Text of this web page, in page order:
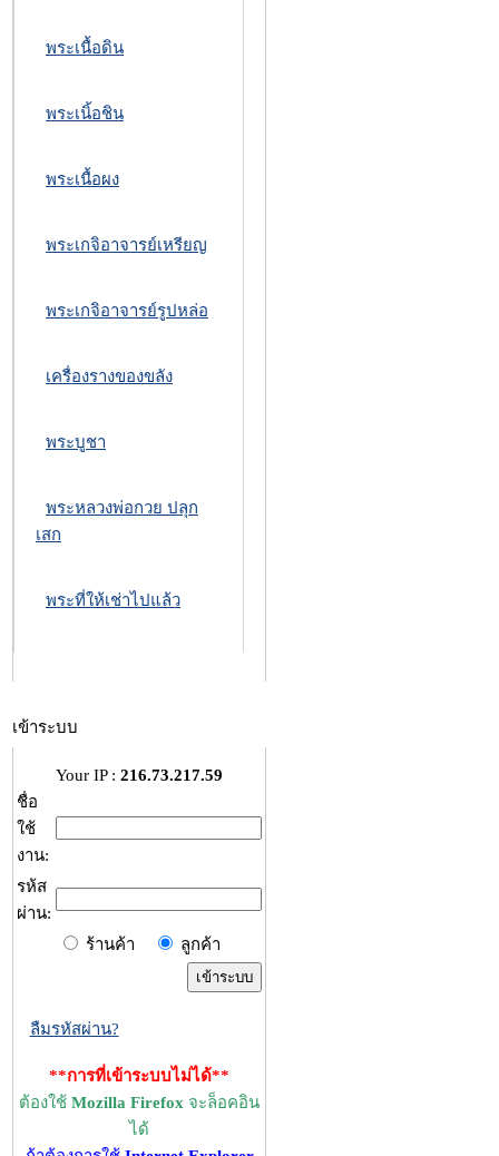
พระเนื้อดิน
พระเนิ้อชิน
พระเนื้อผง
พระเกจิอาจารย์เหรียญ
พระเกจิอาจารย์รูปหล่อ
เครื่องรางของขลัง
พระบูชา
พระหลวงพ่อกวย ปลุก
เสก
พระที่ให้เช่าไปแล้ว
เข้าระบบ
Your IP : 216.73.217.59
ชื่อ
ใช้
งาน:
รห้ส
ผ่าน:
ร้านค้า
ลูกค้า
ลืมรหัสผ่าน?
**การที่เข้าระบบไม่ได้**
ต้องใช้ Mozilla Firefox จะล็อคอิน
ได้